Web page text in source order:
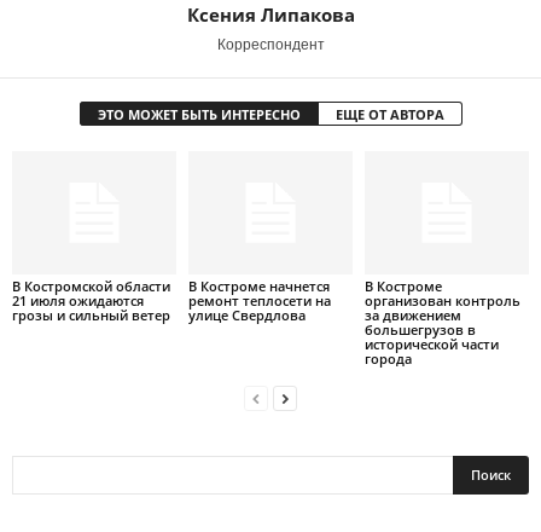
Ксения Липакова
Корреспондент
ЭТО МОЖЕТ БЫТЬ ИНТЕРЕСНО ЕЩЕ ОТ АВТОРА
В Костромской области
21 июля ожидаются
грозы и сильный ветер
В Костроме начнется
ремонт теплосети на
улице Свердлова
В Костроме
организован контроль
за движением
большегрузов в
исторической части
города